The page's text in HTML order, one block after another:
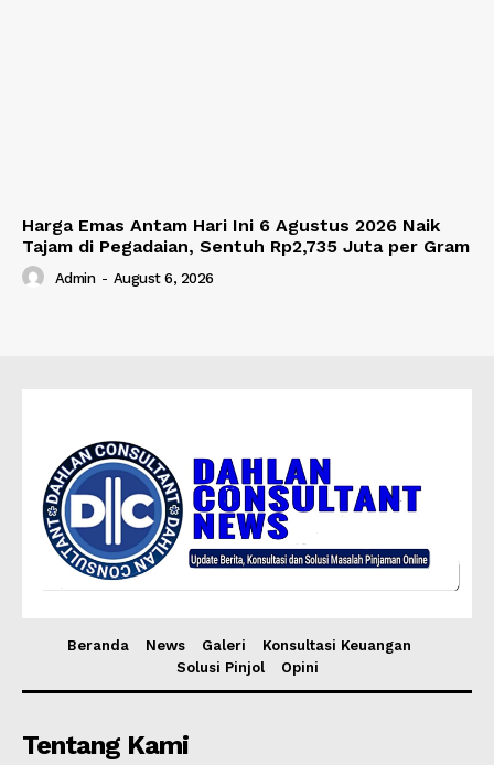
Harga Emas Antam Hari Ini 6 Agustus 2026 Naik
Tajam di Pegadaian, Sentuh Rp2,735 Juta per Gram
Admin - August 6, 2026
Beranda News Galeri
Konsultasi Keuangan
Solusi Pinjol
Opini
Tentang Kami